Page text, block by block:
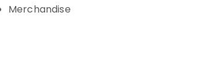
Merchandise